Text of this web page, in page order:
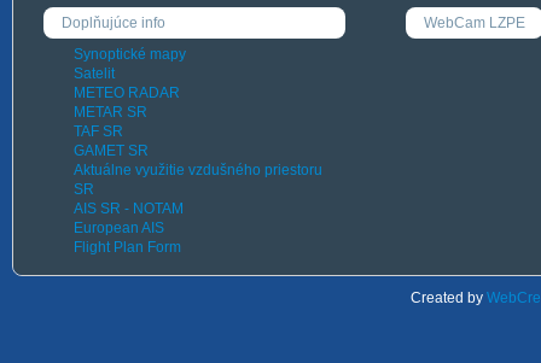
Doplňujúce info
Synoptické mapy
Satelit
METEO RADAR
METAR SR
TAF SR
GAMET SR
Aktuálne využitie vzdušného priestoru
SR
AIS SR - NOTAM
European AIS
Flight Plan Form
WebCam LZPE
Created by